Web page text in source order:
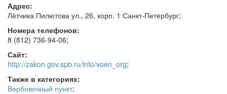
Адрес:
Лётчика Пилютова ул., 26, корп. 1 Санкт-Петербург;
Номера телефонов:
8 (812) 736-94-06;
Сайт:
http://zakon.gov.spb.ru/info/voen_org;
Также в категориях:
Вербовочный пункт;